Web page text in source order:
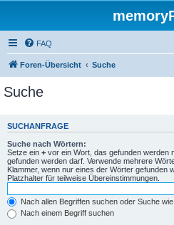
FAQ
Foren-Übersicht Suche
Suche
SUCHANFRAGE
Suche nach Wörtern:
Setze ein + vor ein Wort, das gefunden werden
gefunden werden darf. Verwende mehrere
Klammer, wenn nur eines der Wörter gefunden
Platzhalter für teilweise Übereinstimmungen.
Nach allen Begriffen suchen oder Suche
Nach einem Begriff suchen